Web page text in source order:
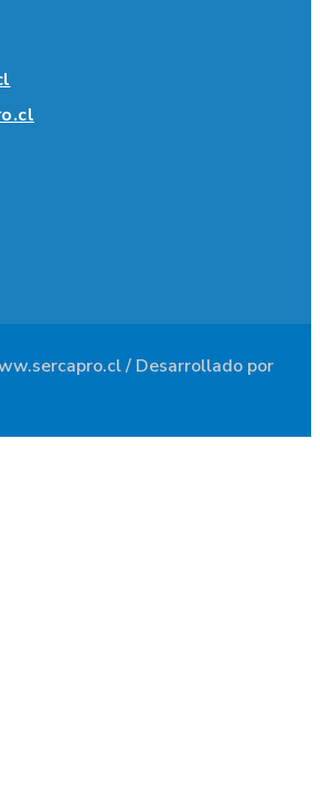
/ Desarrollado por